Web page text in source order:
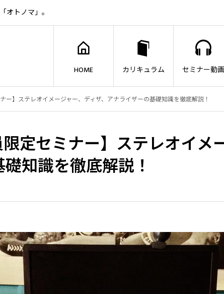
オトノマ」。
HOME カリキュラム セミナー動画
ナー】ステレオイメージャー、ディザ、アナライザーの基礎知識を徹底解説！
限定セミナー】ステレオイメ
知識を徹底解説！